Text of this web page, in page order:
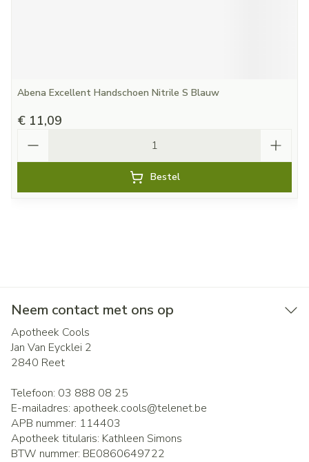
Abena Excellent Handschoen Nitrile S Blauw
€ 11,09
Bestel
Neem contact met ons op
Apotheek Cools
Jan Van Eycklei 2
2840 Reet
Telefoon: 03 888 08 25
E-mailadres: apotheek.cools@telenet.be
APB nummer: 114403
Apotheek titularis: Kathleen Simons
BTW nummer: BE0860649722